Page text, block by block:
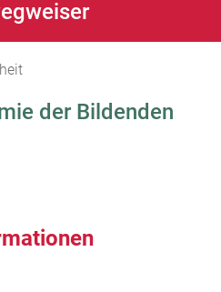
der Bildenden